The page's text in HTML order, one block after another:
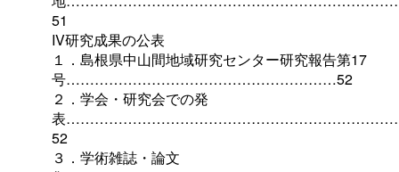
51
IV研究成果の公表
１．島根県中山間地域研究センター研究報告第17
号…………………………………………………52
２．学会・研究会での発
表
52
３．学術雑誌・論文